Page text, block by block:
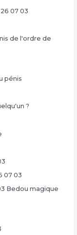
07 03
de l'ordre de
pénis
?
07 03
Bedou magique